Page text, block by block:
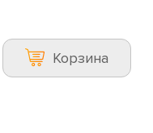
Корзина